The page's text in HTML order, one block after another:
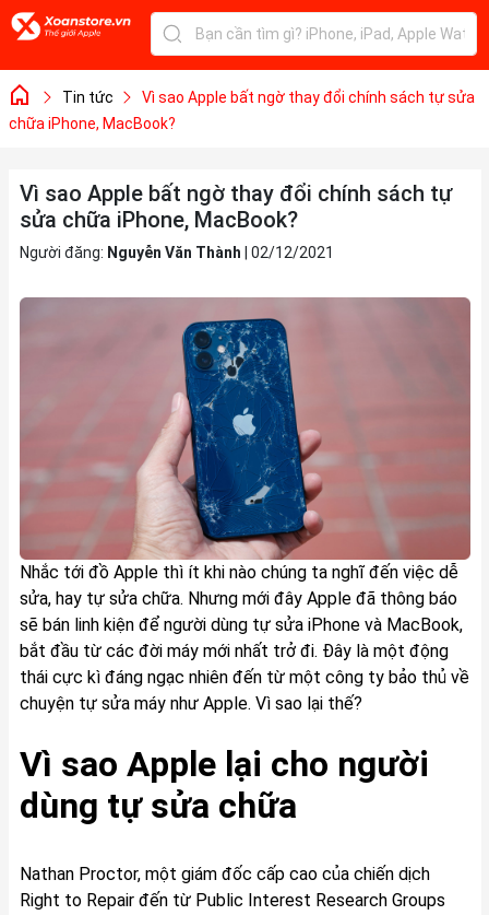
Tin tức
Vì sao Apple bất ngờ thay đổi chính sách tự sửa
chữa iPhone, MacBook?
Vì sao Apple bất ngờ thay đổi chính sách tự
sửa chữa iPhone, MacBook?
Người đăng: Nguyễn Văn Thành 02/12/2021
Nhắc tới đồ Apple thì ít khi nào chúng ta nghĩ đến việc dễ
sửa, hay tự sửa chữa. Nhưng mới đây Apple đã thông báo
sẽ bán linh kiện để người dùng tự sửa iPhone và MacBook,
bắt đầu từ các đời máy mới nhất trở đi. Đây là một động
thái cực kì đáng ngạc nhiên đến từ một công ty bảo thủ về
chuyện tự sửa máy như Apple. Vì sao lại thế?
Vì sao Apple lại cho người
dùng tự sửa chữa
Nathan Proctor, một giám đốc cấp cao của chiến dịch
Right to Repair đến từ Public Interest Research Groups